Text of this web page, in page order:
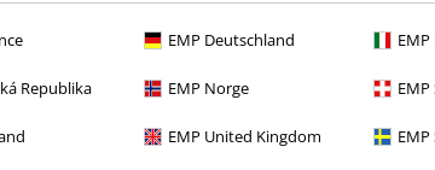
EMP Deutschland
Republika EMP Norge EMP
EMP United Kingdom